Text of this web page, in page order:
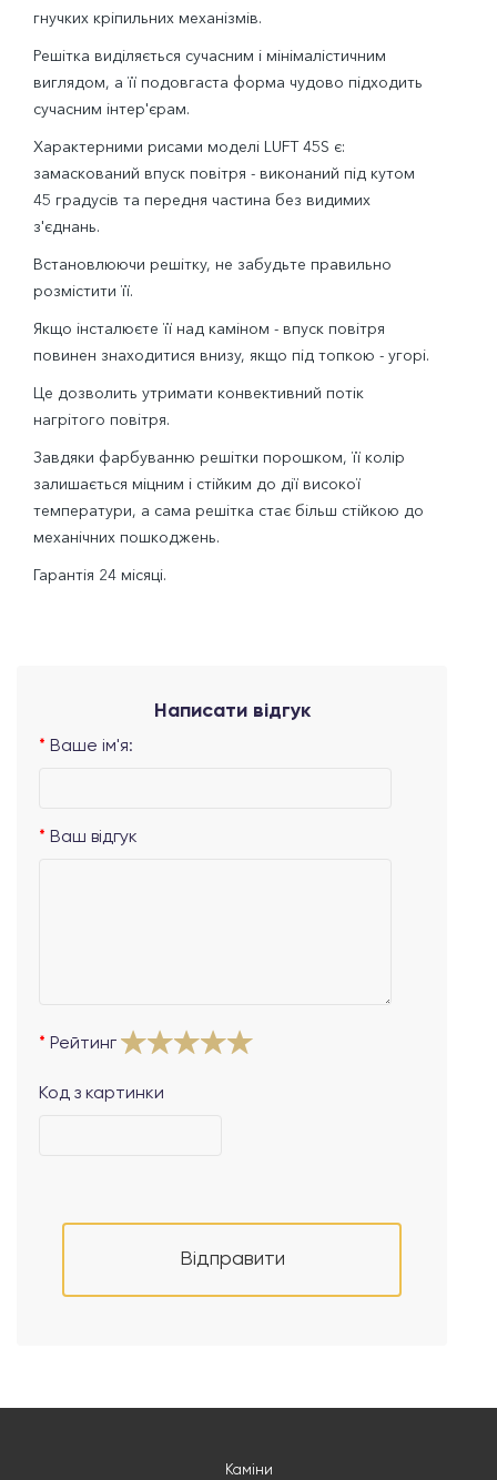
гнучких кріпильних механізмів.
Решітка виділяється сучасним і мінімалістичним
виглядом, а її подовгаста форма чудово підходить
сучасним інтер'єрам.
Характерними рисами моделі LUFT 45S є:
замаскований впуск повітря - виконаний під кутом
45 градусів та передня частина без видимих
з'єднань.
Встановлюючи решітку, не забудьте правильно
розмістити її.
Якщо інсталюєте її над каміном - впуск повітря
повинен знаходитися внизу, якщо під топкою - угорі.
Це дозволить утримати конвективний потік
нагрітого повітря.
Завдяки фарбуванню решітки порошком, її колір
залишається міцним і стійким до дії високої
температури, а сама решітка стає більш стійкою до
механічних пошкоджень.
Гарантія 24 місяці.
Написати відгук
Ваше ім'я:
Ваш відгук
Рейтинг
Код з картинки
Відправити
Каміни